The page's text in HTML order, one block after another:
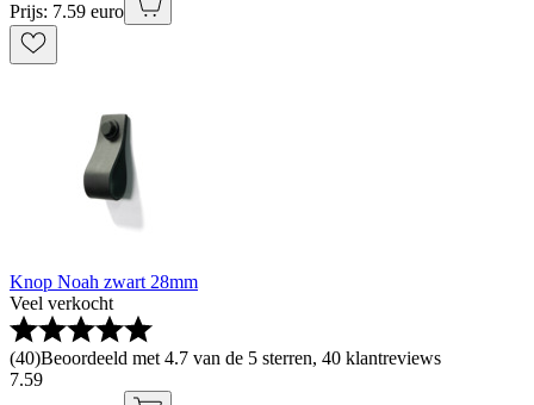
Prijs: 7.59 euro
Knop Noah zwart 28mm
Veel verkocht
(40)Beoordeeld met 4.7 van de 5 sterren, 40 klantreviews
7.59